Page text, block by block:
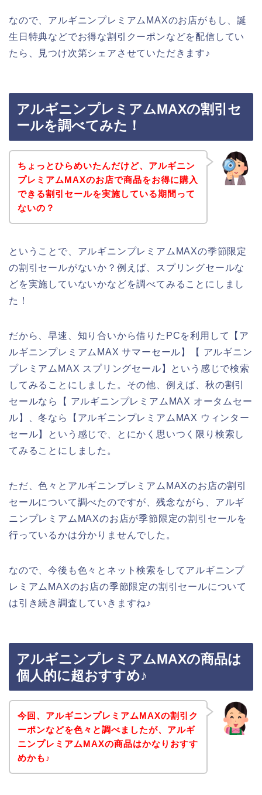
なので、アルギニンプレミアムMAXのお店がもし、誕
生日特典などでお得な割引クーポンなどを配信してい
たら、見つけ次第シェアさせていただきます♪
アルギニンプレミアムMAXの割引セ
ールを調べてみた！
ちょっとひらめいたんだけど、アルギニン
プレミアムMAXのお店で商品をお得に購入
できる割引セールを実施している期間って
ないの？
ということで、アルギニンプレミアムMAXの季節限定
の割引セールがないか？例えば、スプリングセールな
どを実施していないかなどを調べてみることにしまし
た！
だから、早速、知り合いから借りたPCを利用して【ア
ルギニンプレミアムMAX サマーセール】【 アルギニン
プレミアムMAX スプリングセール】という感じで検索
してみることにしました。その他、例えば、秋の割引
セールなら【 アルギニンプレミアムMAX オータムセー
ル】、冬なら【アルギニンプレミアムMAX ウィンター
セール】という感じで、とにかく思いつく限り検索し
てみることにしました。
ただ、色々とアルギニンプレミアムMAXのお店の割引
セールについて調べたのですが、残念ながら、アルギ
ニンプレミアムMAXのお店が季節限定の割引セールを
行っているかは分かりませんでした。
なので、今後も色々とネット検索をしてアルギニンプ
レミアムMAXのお店の季節限定の割引セールについて
は引き続き調査していきますね♪
アルギニンプレミアムMAXの商品は
個人的に超おすすめ♪
今回、アルギニンプレミアムMAXの割引ク
ーポンなどを色々と調べましたが、アルギ
ニンプレミアムMAXの商品はかなりおすす
めかも♪